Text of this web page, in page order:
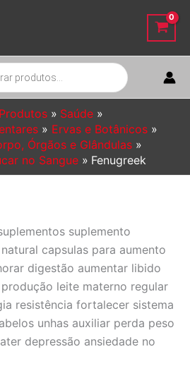
Produtos
Saúde
Ervas e Botânicos
Órgãos e Glândulas
no Sangue
Fenugreek
suplemento
capsulas para aumento
digestão aumentar libido
leite materno regular
resistência fortalecer sistema
unhas auxiliar perda peso
depressão ansiedade no